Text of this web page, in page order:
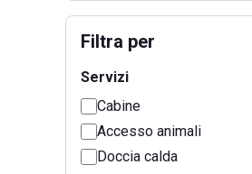
Filtra per
Servizi
Cabine
Accesso animali
Doccia calda